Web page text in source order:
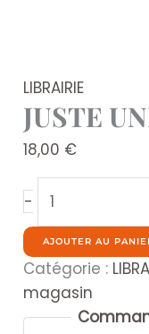
LIBRAIRIE
JUSTE
18,00 €
-
de
JUSTE
UNE
FOIS
AJOUTER AU
Catégorie :
magasin